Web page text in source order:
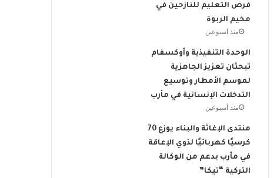
فرص التعليم للنازحين في
مخيم الربوة
منذ أسبوعين
الوحدة التنفيذية وأوكسفام
تبحثان تعزيز الجاهزية
لموسم الأمطار وتوسيع
التدخلات الإنسانية في مأرب
منذ أسبوعين
منتدى الإغاثة والبناء يوزع 70
كرسيًا كهربائيًا لذوي الإعاقة
في مأرب بدعم من الوكالة
التركية “تيكا”